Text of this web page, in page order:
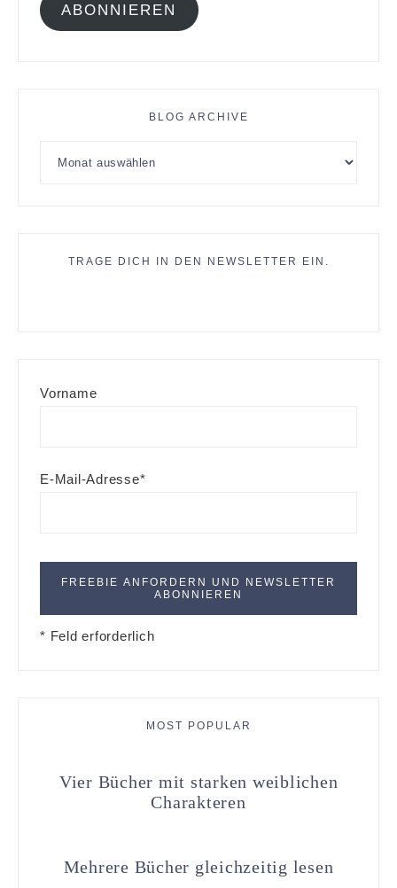
ABONNIEREN
BLOG ARCHIVE
TRAGE DICH IN DEN NEWSLETTER EIN.
Vorname
E-Mail-Adresse*
* Feld erforderlich
MOST POPULAR
Vier Bücher mit starken weiblichen
Charakteren
Mehrere Bücher gleichzeitig lesen